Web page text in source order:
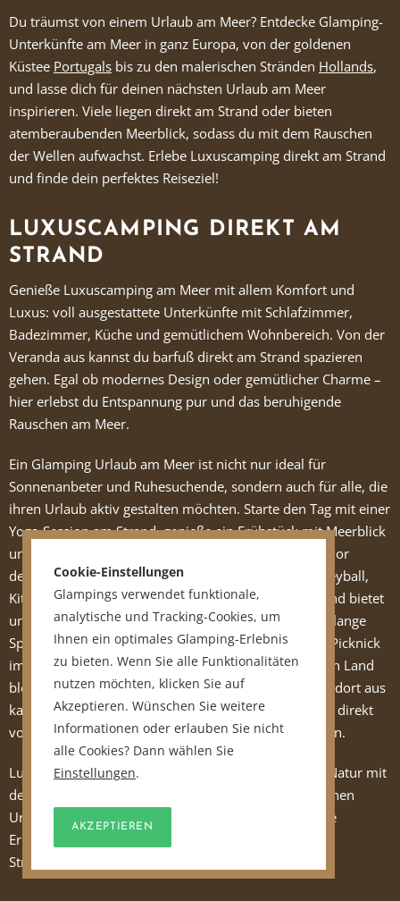
Du träumst von einem Urlaub am Meer? Entdecke Glamping-
Unterkünfte am Meer in ganz Europa, von der goldenen
Küstee Portugals bis zu den malerischen Stränden Hollands,
und lasse dich für deinen nächsten Urlaub am Meer
inspirieren. Viele liegen direkt am Strand oder bieten
atemberaubenden Meerblick, sodass du mit dem Rauschen
der Wellen aufwachst. Erlebe Luxuscamping direkt am Strand
und finde dein perfektes Reiseziel!
LUXUSCAMPING DIREKT AM
STRAND
Genieße Luxuscamping am Meer mit allem Komfort und
Luxus: voll ausgestattete Unterkünfte mit Schlafzimmer,
Badezimmer, Küche und gemütlichem Wohnbereich. Von der
Veranda aus kannst du barfuß direkt am Strand spazieren
gehen. Egal ob modernes Design oder gemütlicher Charme –
hier erlebst du Entspannung pur und das beruhigende
Rauschen am Meer.
Ein Glamping Urlaub am Meer ist nicht nur ideal für
Sonnenanbeter und Ruhesuchende, sondern auch für alle, die
ihren Urlaub aktiv gestalten möchten. Starte den Tag mit einer
Yoga-Session am Strand, genieße ein Frühstück mit Meerblick
und plansche anschließend im klaren Wasser direkt vor
deiner Unterkunft. Ob Stand-up-Paddling, Beachvolleyball,
Kitesurfen oder eine gemütliche Kajaktour – der Strand bietet
unzählige Möglichkeiten für Wassersport-Fans. Auch lange
Spaziergänge am Strand, Muschelsammeln oder ein Picknick
im Sand machen den Tag unvergesslich. Wer lieber an Land
bleibt, ist mit einemStandhaus bestens bedient. Von dort aus
kann man entlang der Strandpromenade radeln oder direkt
vom Strand aus Wanderungen durch die Natur starten.
Luxuscamping am Strand verbindet die Freiheit der Natur mit
dem Komfort eines Hotels. Die perfekte Kombi für einen
Urlaub am Meer fürFamilien
, Paare und Freunde, die
Erholung, Abenteuer und das besondere Flair des
Strandlebens suchen.
Cookie-Einstellungen
Glampings verwendet funktionale,
analytische und Tracking-Cookies, um
Ihnen ein optimales Glamping-Erlebnis
zu bieten. Wenn Sie alle Funktionalitäten
nutzen möchten, klicken Sie auf
Akzeptieren. Wünschen Sie weitere
Informationen oder erlauben Sie nicht
alle Cookies? Dann wählen Sie
Einstellungen.
AKZEPTIEREN